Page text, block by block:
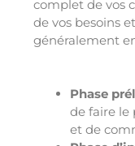
complet de vos
de vos besoins
généralement
Phase
de faire le
et de